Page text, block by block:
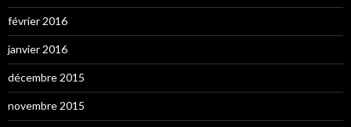
février 2016
janvier 2016
décembre 2015
novembre 2015